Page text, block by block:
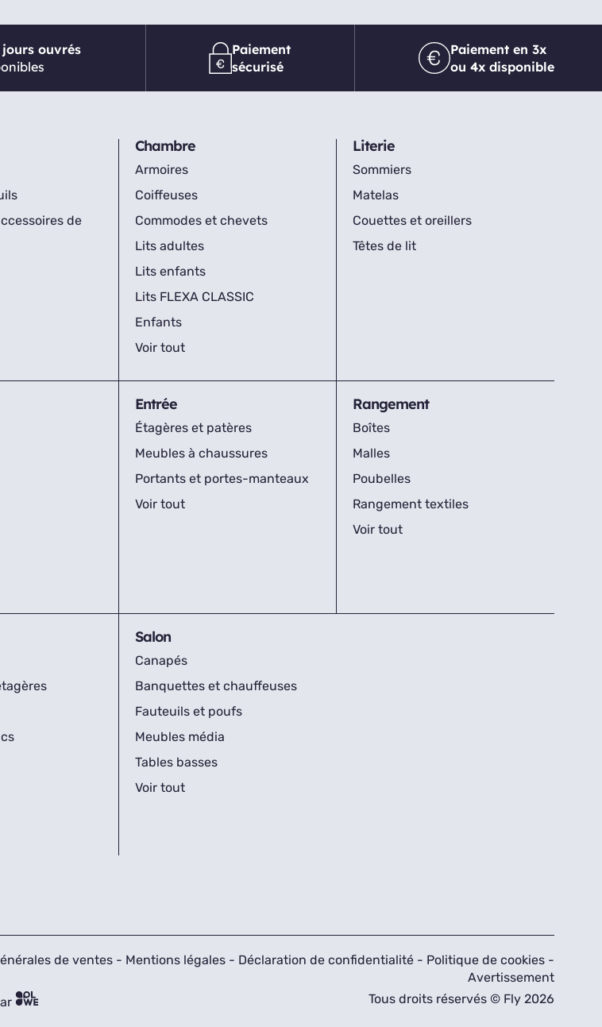
ouvrés
Paiement
sécurisé
Paiement en 3x
ou 4x disponible
de
Chambre
Armoires
Coiffeuses
Commodes et chevets
Lits adultes
Lits enfants
Lits FLEXA CLASSIC
Enfants
Voir tout
Literie
Sommiers
Matelas
Couettes et oreillers
Têtes de lit
Entrée
Étagères et patères
Meubles à chaussures
Portants et portes-manteaux
Voir tout
Rangement
Boîtes
Malles
Poubelles
Rangement textiles
Voir tout
Salon
Canapés
Banquettes et chauffeuses
Fauteuils et poufs
Meubles média
Tables basses
Voir tout
de ventes - Mentions légales - Déclaration de confidentialité - Politique de cookies -
Avertissement
Tous droits réservés © Fly 2026